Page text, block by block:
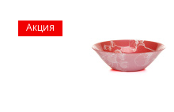
Акция